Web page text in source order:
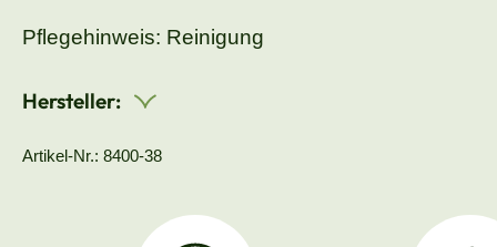
Pflegehinweis: Reinigung
Hersteller:
Artikel-Nr.: 8400-38